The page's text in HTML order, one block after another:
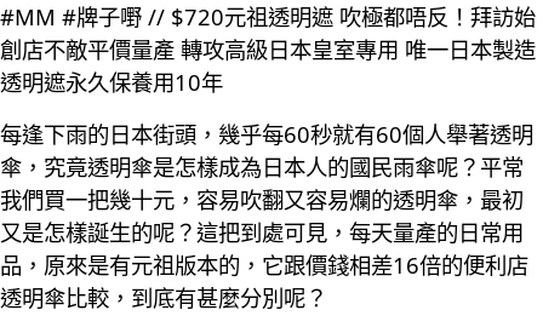
#MM #牌子嘢 // $720元祖透明遮 吹極都唔反！拜訪始
創店不敵平價量產 轉攻高級日本皇室專用 唯一日本製造
透明遮永久保養用10年
每逢下雨的日本街頭，幾乎每60秒就有60個人舉著透明
傘，究竟透明傘是怎樣成為日本人的國民雨傘呢？平常
我們買一把幾十元，容易吹翻又容易爛的透明傘，最初
又是怎樣誕生的呢？這把到處可見，每天量產的日常用
品，原來是有元祖版本的，它跟價錢相差16倍的便利店
透明傘比較，到底有甚麼分別呢？